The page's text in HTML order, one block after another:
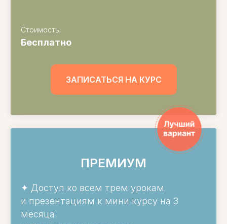
Стоимость:
Бесплатно
ЗАПИСАТЬСЯ НА КУРС
ПРЕМИУМ
✦ Доступ ко всем трем урокам
и презентациям к мини курсу на 3
месяца